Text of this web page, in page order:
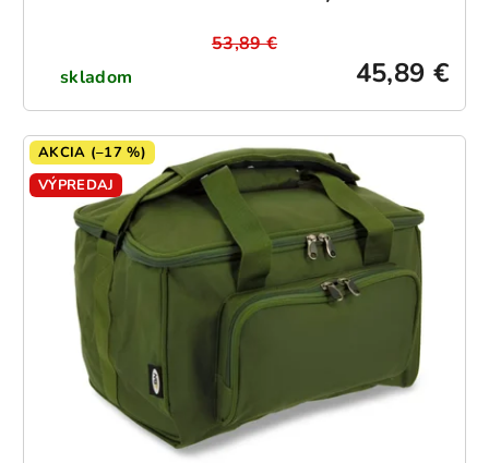
skladom 45,89 €
53,89 €
AKCIA (–17 %)
VÝPREDAJ